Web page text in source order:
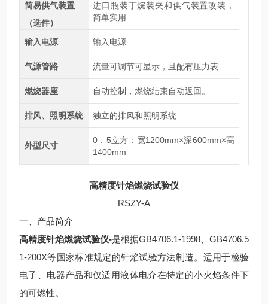
简易供气装置
（选件）
进口瓶装丁烷装夹和供气装置改装，
简单实用
输入电源 输入电源
气源管路 流量可调节可显示，且配有压力表
燃烧器座 自动控制，燃烧结束自动返回。
排风、照明系统 独立的排风和照明系统
外型尺寸
0．5立方：宽1200mm×深600mm×高
1400mm
高精度针焰燃烧试验仪
RSZY-A
一、产品简介
高精度针焰燃烧试验仪-是根据GB4706.1-1998、GB4706.5
1-200X等国家标准规定的针焰试验方法制造。适用于检验
电子、电器产品和仅适用液体电介在特定的小火焰条件下
的可燃性。